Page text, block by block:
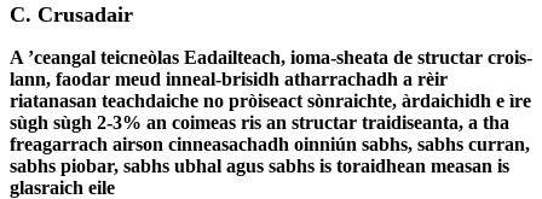
C. Crusadair
A ’ceangal teicneòlas Eadailteach, ioma-sheata de structar crois-
lann, faodar meud inneal-brisidh atharrachadh a rèir
riatanasan teachdaiche no pròiseact sònraichte, àrdaichidh e ìre
sùgh sùgh 2-3% an coimeas ris an structar traidiseanta, a tha
freagarrach airson cinneasachadh oinniún sabhs, sabhs curran,
sabhs piobar, sabhs ubhal agus sabhs is toraidhean measan is
glasraich eile